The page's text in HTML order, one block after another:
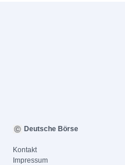
Deutsche Börse
Kontakt
Impressum